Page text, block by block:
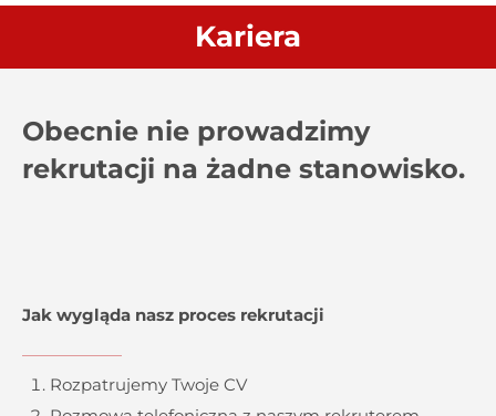
Kariera
Obecnie nie prowadzimy
rekrutacji na żadne stanowisko.
Jak wygląda nasz proces rekrutacji
Rozpatrujemy Twoje CV